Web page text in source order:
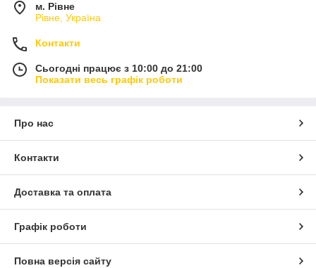
м. Рівне
Рівне, Україна
Контакти
Сьогодні працює з 10:00 до 21:00
Показати весь графік роботи
Про нас
Контакти
Доставка та оплата
Графік роботи
Повна версія сайту